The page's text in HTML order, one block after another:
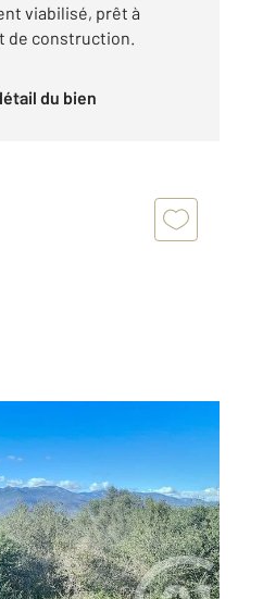
viabilisé, prêt à
de construction.
du bien
€